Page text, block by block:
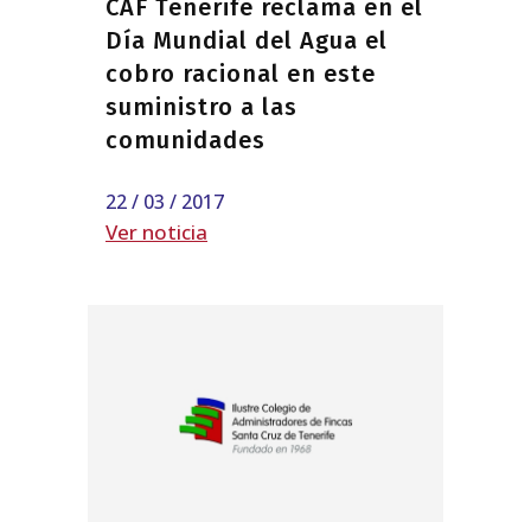
CAF Tenerife reclama en el
Día Mundial del Agua el
cobro racional en este
suministro a las
comunidades
22 / 03 / 2017
Ver noticia